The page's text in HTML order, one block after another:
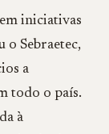
iniciativas
o Sebraetec,
a
todo o país.
à